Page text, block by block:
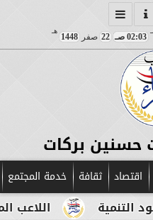
02:03 صـ 22 صفر 1448
هـ
حسنين بركات
اقتصاد ثقافة خدمة المجتمع
اللاعب المصري